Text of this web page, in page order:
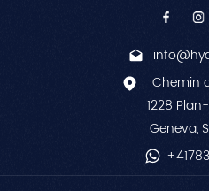
Chemin
1228
Geneva,